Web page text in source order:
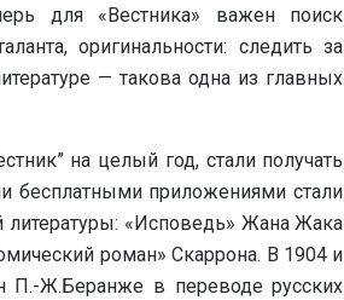
для «Вестника» важен поиск
оригинальности: следить за
— такова одна из главных
на целый год, стали получать
бесплатными приложениями стали
литературы: «Исповедь» Жана Жака
роман» Скаррона. В 1904 и
П.-Ж.Беранже в переводе русских